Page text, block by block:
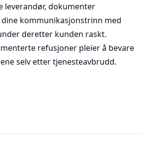
leverandør, dokumenter
kommunikasjonstrinn med
deretter kunden raskt.
refusjoner pleier å bevare
selv etter tjenesteavbrudd.